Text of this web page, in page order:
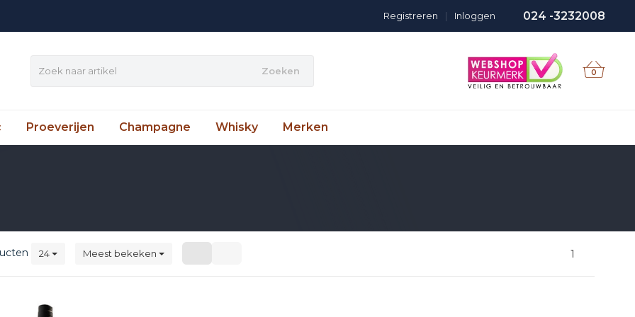
024 -3232008
Inloggen
|
Registreren
Zoeken 0
Proeverijen Champagne Whisky Merken
24 Meest bekeken 1